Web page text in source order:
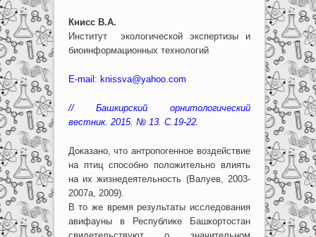
Книсс В.А.
Институт экологической экспертизы и
биоинформационных технологий
E-mail: knissva@yahoo.com
// Башкирский орнитологический
вестник. 2015. № 13. С.19-22.
Доказано, что антропогенное воздействие
на птиц способно положительно влиять
на их жизнедеятельность (Валуев, 2003-
2007а, 2009).
В то же время результаты исследования
авифауны в Республике Башкортостан